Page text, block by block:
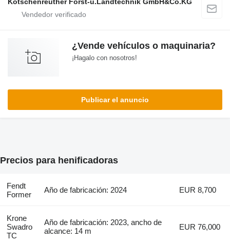
¿Vende vehículos o maquinaria?
¡Hagalo con nosotros!
Publicar el anuncio
Precios para henificadoras
Fendt
Former
Año de fabricación: 2024 EUR 8,700
Krone
Swadro
TC
Año de fabricación: 2023, ancho de
alcance: 14 m
EUR 76,000